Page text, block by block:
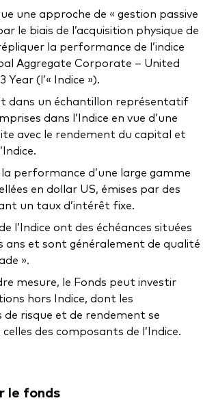
une approche de « gestion passive
le biais de l’acquisition physique de
la performance de l’indice
Aggregate Corporate – United
(l’« Indice »).
dans un échantillon représentatif
dans l’Indice en vue d’une
avec le rendement du capital et
la performance d’une large gamme
en dollar US, émises par des
un taux d’intérêt fixe.
l’Indice ont des échéances situées
ans et sont généralement de qualité
».
mesure, le Fonds peut investir
hors Indice, dont les
risque et de rendement se
des composants de l’Indice.
le fonds